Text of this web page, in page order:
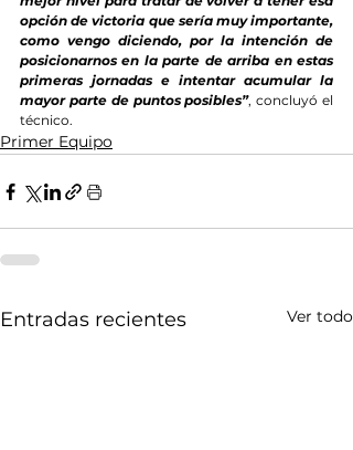
opción de victoria que sería muy importante,
como vengo diciendo, por la intención de
posicionarnos en la parte de arriba en estas
primeras jornadas e intentar acumular la
mayor parte de puntos posibles”, concluyó el
técnico.
Primer Equipo
Entradas recientes Ver todo